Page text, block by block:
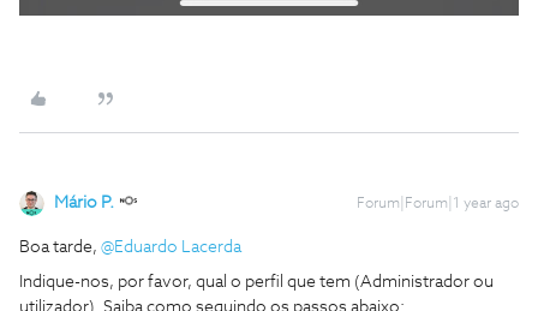
Mário P. Forum|Forum|1 year ago
Boa tarde, ​ @Eduardo Lacerda
Indique-nos, por favor, qual o perfil que tem (Administrador ou
utilizador). Saiba como seguindo os passos abaixo: